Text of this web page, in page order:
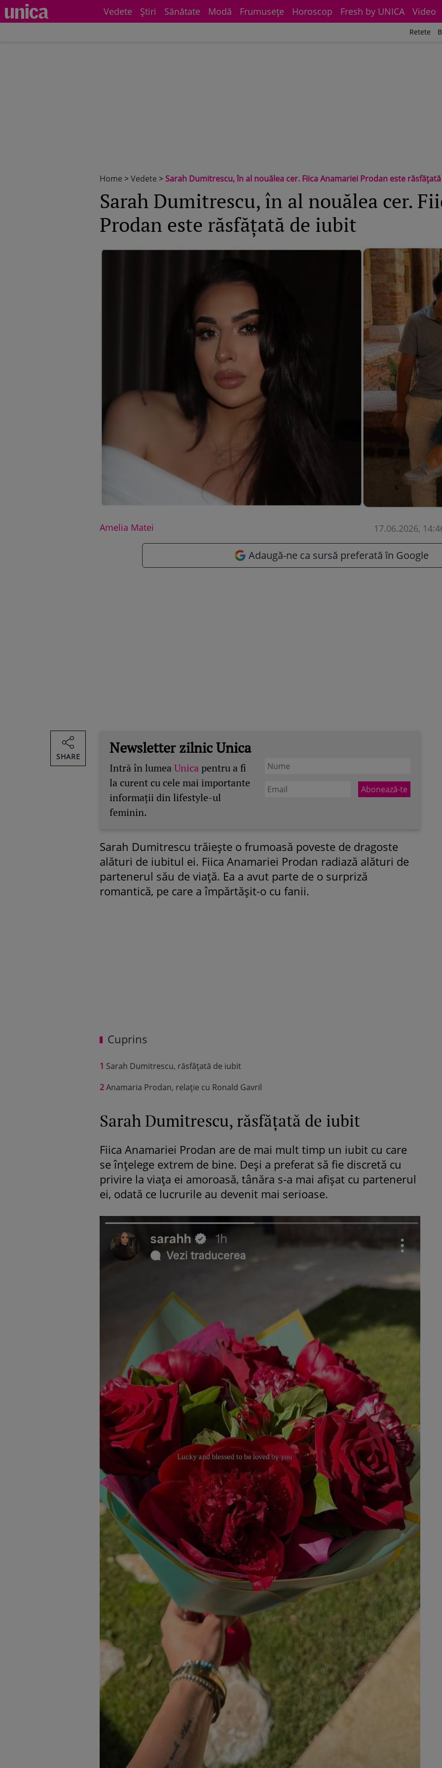
Vedete Știri Sănătate Modă Frumuseţe Horoscop Fresh by UNICA Video
Retete
Home >Vedete > Sarah Dumitrescu, în al nouălea cer. Fiica Anamariei Prodan este
Sarah Dumitrescu, în al nouălea cer.
Prodan este răsfățată de iubit
Amelia Matei 17.06.2026,
Adaugă-ne ca sursă preferată în Google
Newsletter zilnic Unica
Intră în lumeaUnica pentru a fi
la curent cu cele mai importante
informații din lifestyle-ul
feminin.
Sarah Dumitrescu trăiește o frumoasă poveste de dragoste
alături de iubitul ei. Fiica Anamariei Prodan radiază alături de
partenerul său de viață. Ea a avut parte de o surpriză
romantică, pe care a împărtășit-o cu fanii.
Cuprins
1 Sarah Dumitrescu, răsfățată de iubit
2Anamaria Prodan, relație cu Ronald Gavril
Sarah Dumitrescu, răsfățată de iubit
Fiica Anamariei Prodan are de mai mult timp un iubit cu care
se înțelege extrem de bine. Deși a preferat să fie discretă cu
privire la viața ei amoroasă, tânăra s-a mai afișat cu partenerul
ei, odată ce lucrurile au devenit mai serioase.
SHARE